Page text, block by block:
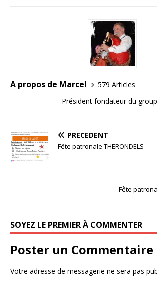
A propos de Marcel
579 Articles
Président fondateur du
PRÉCÉDENT
Fête patronale THERONDELS
Fête
SOYEZ LE PREMIER À COMMENTER
Poster un Commentaire
Votre adresse de messagerie ne sera pas